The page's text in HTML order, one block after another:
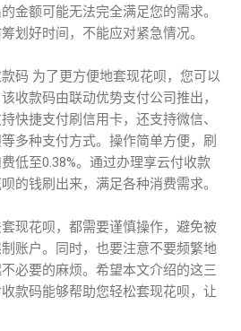
金额可能无法完全满足您的需求。
划好时间，不能应对紧急情况。
码 为了更方便地套现花呗，您可以
收款码由联动优势支付公司推出，
快捷支付刷信用卡，还支持微信、
多种支付方式。操作简单方便，刷
低至0.38%。通过办理享云付收款
的钱刷出来，满足各种消费需求。
现花呗，都需要谨慎操作，避免被
账户。同时，也要注意不要频繁地
必要的麻烦。希望本文介绍的这三
款码能够帮助您轻松套现花呗，让